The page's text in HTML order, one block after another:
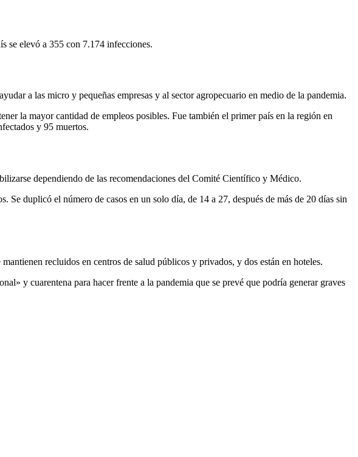
se elevó a 355 con 7.174 infecciones.
a las micro y pequeñas empresas y al sector agropecuario en medio de la pandemia.
la mayor cantidad de empleos posibles. Fue también el primer país en la región en
y 95 muertos.
dependiendo de las recomendaciones del Comité Científico y Médico.
duplicó el número de casos en un solo día, de 14 a 27, después de más de 20 días sin
recluidos en centros de salud públicos y privados, y dos están en hoteles.
y cuarentena para hacer frente a la pandemia que se prevé que podría generar graves